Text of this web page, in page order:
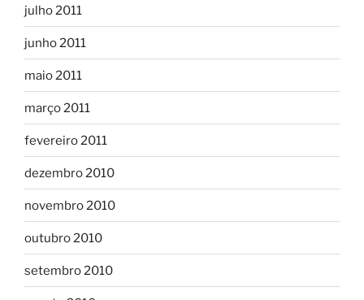
julho 2011
junho 2011
maio 2011
março 2011
fevereiro 2011
dezembro 2010
novembro 2010
outubro 2010
setembro 2010